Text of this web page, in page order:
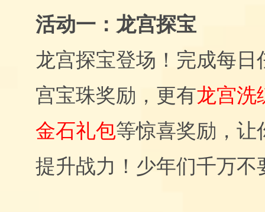
活动一：龙宫探宝
龙宫探宝登场！完成每日
宫宝珠奖励，更有龙宫洗
金石礼包等惊喜奖励，让
提升战力！少年们千万不